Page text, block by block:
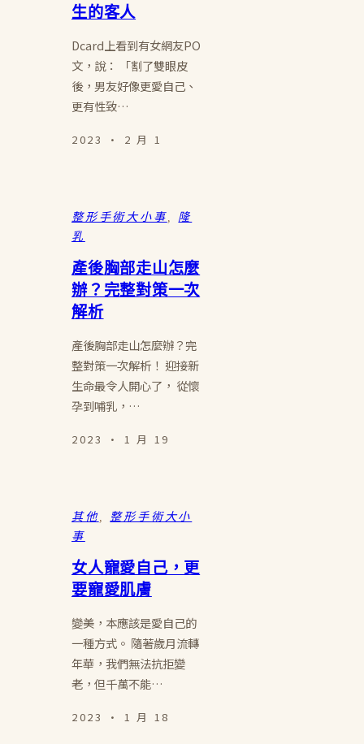
生的客人
Dcard上看到有女網友PO
文，說： 「割了雙眼皮
後，男友好像更愛自己、
更有性致…
2023 · 2 月 1
整形手術大小事
隆
乳
產後胸部走山怎麼
辦？完整對策一次
解析
產後胸部走山怎麼辦？完
整對策一次解析！ 迎接新
生命最令人開心了， 從懷
孕到哺乳，…
2023 · 1 月 19
其他
整形手術大小
事
女人寵愛自己，更
要寵愛肌膚
變美，本應該是愛自己的
一種方式。 隨著歲月流轉
年華，我們無法抗拒變
老，但千萬不能…
2023 · 1 月 18